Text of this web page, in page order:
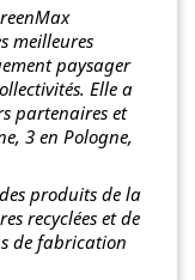
meilleures
paysager
Elle a
partenaires et
3 en Pologne,
produits de la
recyclées et de
de fabrication